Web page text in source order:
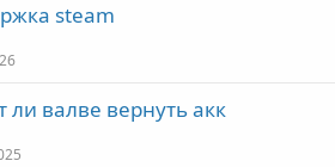
steam
ли валве вернуть акк